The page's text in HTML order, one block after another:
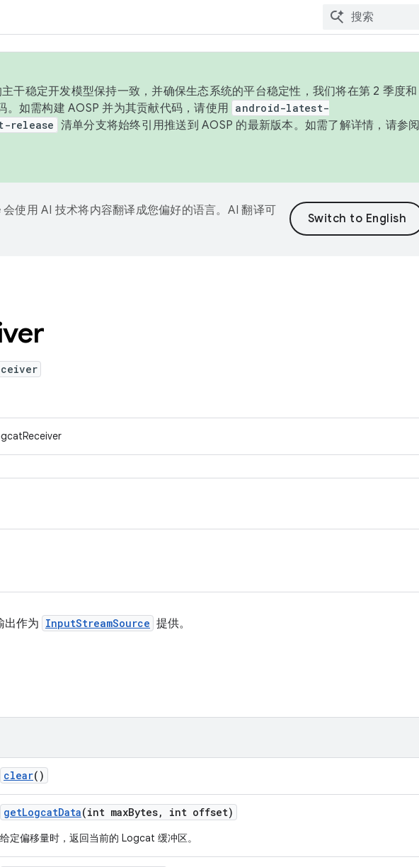
干稳定开发模型保持一致，并确保生态系统的平台稳定性，我们将在第 2 季度和
。如需构建 AOSP 并为其贡献代码，请使用 android-latest-
release 清单分支将始终引用推送到 AOSP 的最新版本。如需了解详情，请参阅
使用 AI 技术将内容翻译成您偏好的语言。AI 翻译可
出作为 InputStreamSource 提供。
clear()
getLogcatData(int maxBytes, int offset)
给定偏移量时，返回当前的 Logcat 缓冲区。